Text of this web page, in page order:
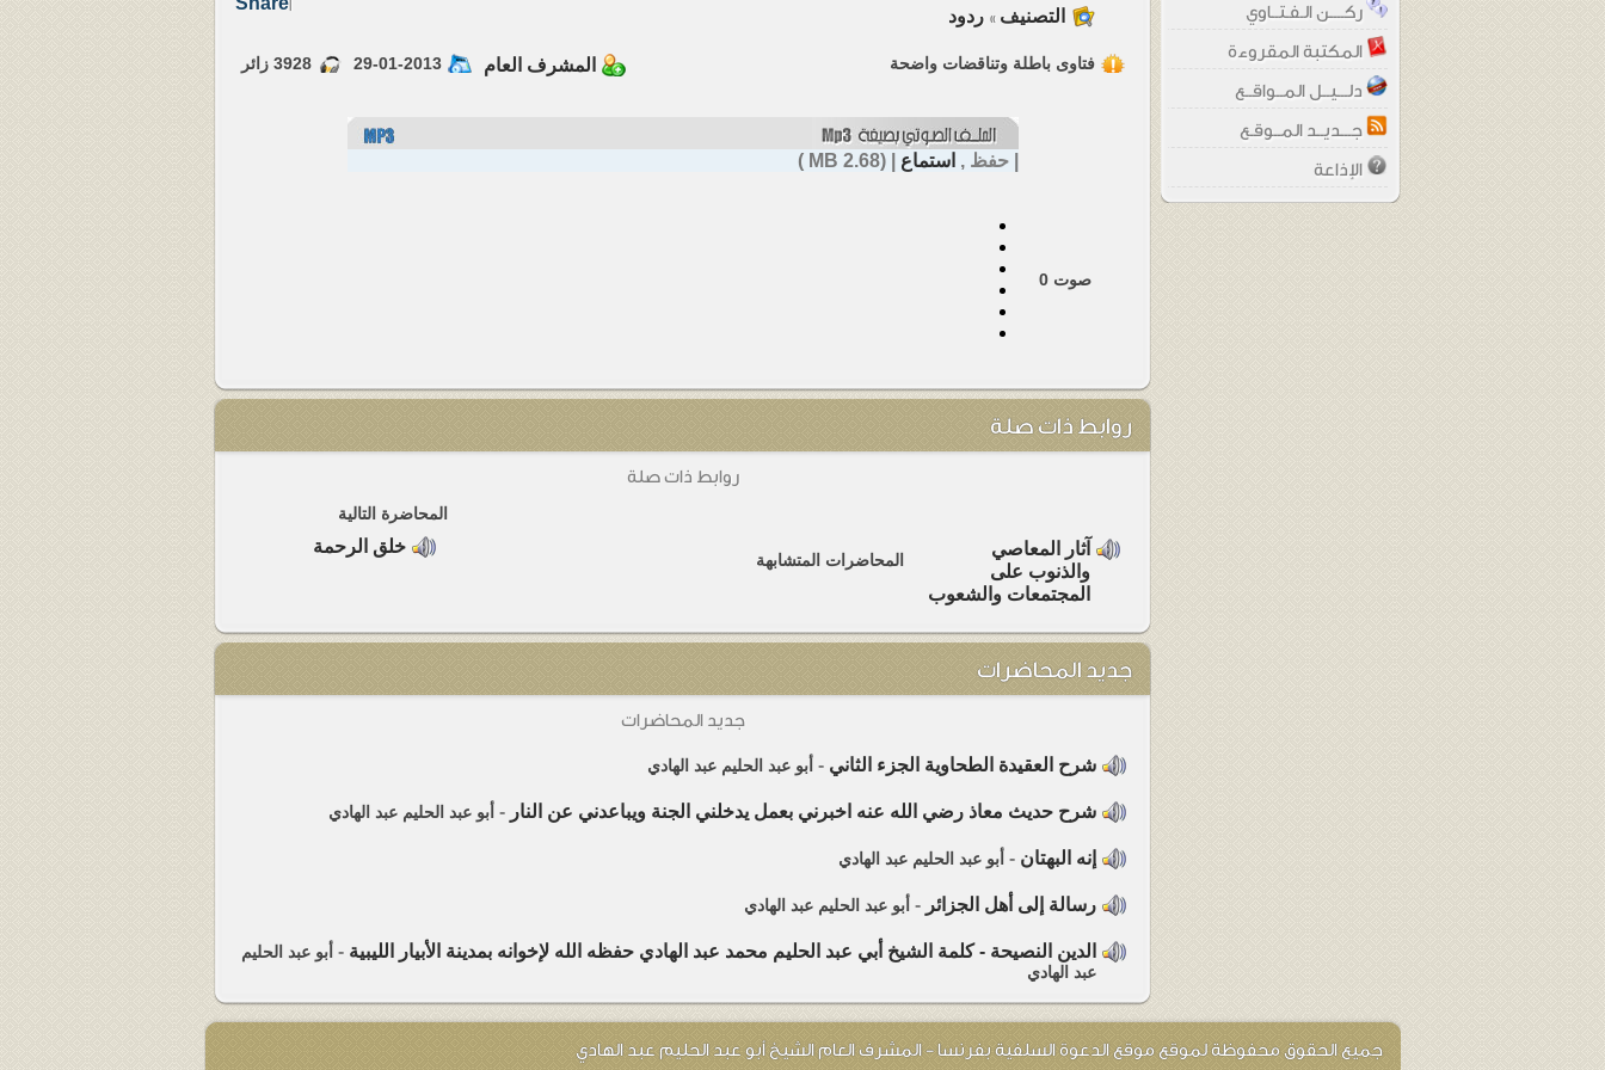
التصنيف »ردود
فتاوى باطلة وتناقضات واضحة 3928 زائر 29-01-2013 المشرف العام
|حفظ , استماع | (2.68 MB )
0 صوت
روابط ذات صلة
روابط ذات صلة
آثار المعاصي
والذنوب على
المجتمعات والشعوب
المحاضرات المتشابهة
المحاضرة التالية
خلق الرحمة
جديد المحاضرات
جديد المحاضرات
شرح العقيدة الطحاوية الجزء الثاني - أبو عبد الحليم عبد الهادي
شرح حديث معاذ رضي الله عنه اخبرني بعمل يدخلني الجنة ويباعدني عن النار - أبو عبد الحليم عبد الهادي
إنه البهتان - أبو عبد الحليم عبد الهادي
رسالة إلى أهل الجزائر - أبو عبد الحليم عبد الهادي
الدين النصيحة - كلمة الشيخ أبي عبد الحليم محمد عبد الهادي حفظه الله لإخوانه بمدينة الأبيار الليبية - أبو عبد الحليم
عبد الهادي
ركــــن الـفـتــاوي
المكتبة المقروءة
دلـــيــل المــواقــع
جـــديــد المــوقـع
الإذاعة
جميع الحقوق محفوظة لموقع موقع الدعوة السلفية بفرنسا - المشرف العام الشيخ أبو عبد الحليم عبد الهادي